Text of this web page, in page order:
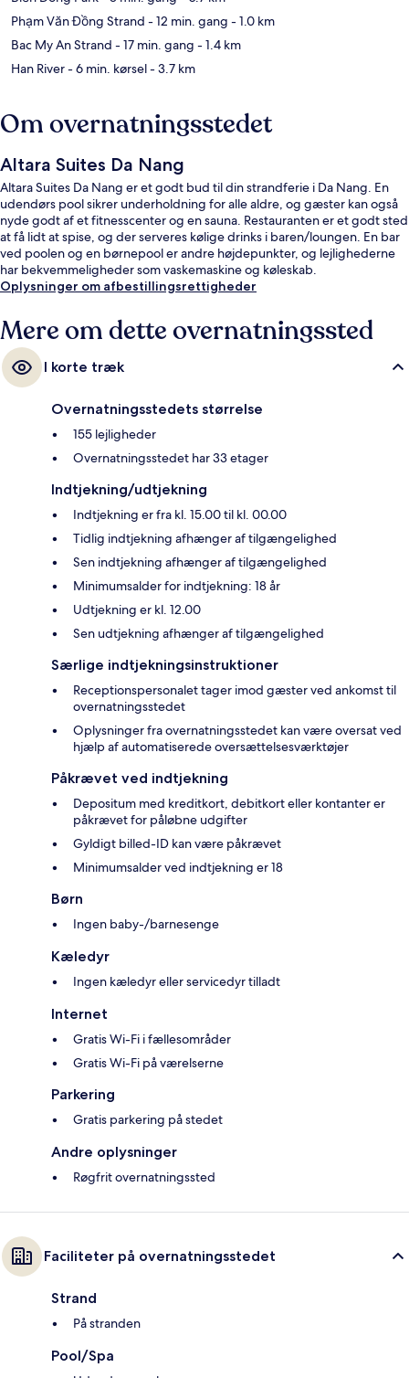
Phạm Văn Đồng Strand - 12 min. gang - 1.0 km
Bac My An Strand - 17 min. gang - 1.4 km
Han River- 6 min. kørsel- 3.7 km
Om overnatningsstedet
Altara Suites Da Nang
Altara Suites Da Nang er et godt bud til din strandferie i Da Nang. En
udendørs pool sikrer underholdning for alle aldre, og gæster kan også
nyde godt af et fitnesscenter og en sauna. Restauranten er et godt sted
at få lidt at spise, og der serveres kølige drinks i baren/loungen. En bar
ved poolen og en børnepool er andre højdepunkter, og lejlighederne
har bekvemmeligheder som vaskemaskine og køleskab.
Oplysninger om afbestillingsrettigheder
Mere om dette overnatningssted
I korte træk
Overnatningsstedets størrelse
155 lejligheder
Overnatningsstedet har 33 etager
Indtjekning/udtjekning
Indtjekning er fra kl. 15.00 til kl. 00.00
Tidlig indtjekning afhænger af tilgængelighed
Sen indtjekning afhænger af tilgængelighed
Minimumsalder for indtjekning: 18 år
Udtjekning er kl. 12.00
Sen udtjekning afhænger af tilgængelighed
Særlige indtjekningsinstruktioner
Receptionspersonalet tager imod gæster ved ankomst til
overnatningsstedet
Oplysninger fra overnatningsstedet kan være oversat ved
hjælp af automatiserede oversættelsesværktøjer
Påkrævet ved indtjekning
Depositum med kreditkort, debitkort eller kontanter er
påkrævet for påløbne udgifter
Gyldigt billed-ID kan være påkrævet
Minimumsalder ved indtjekning er 18
Børn
Ingen baby-/barnesenge
Kæledyr
Ingen kæledyr eller servicedyr tilladt
Internet
Gratis Wi-Fi i fællesområder
Gratis Wi-Fi på værelserne
Parkering
Gratis parkering på stedet
Andre oplysninger
Røgfrit overnatningssted
Faciliteter på overnatningsstedet
Strand
På stranden
Pool/Spa